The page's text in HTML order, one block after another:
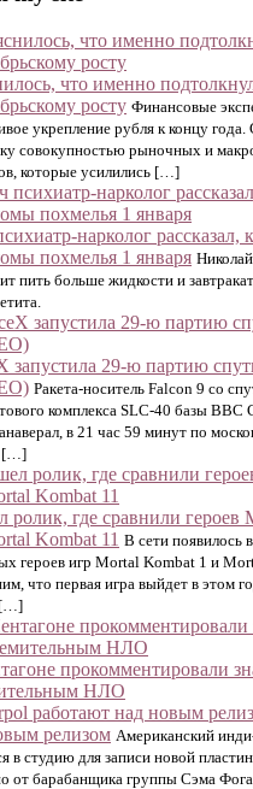
что именно
росту Финансовые
укрепление рубля к концу
совокупностью рыночных и
которые усилились […]
нарколог рассказал,
похмелья 1 января
пить больше жидкости и
запустила 29-ю партию
Ракета-носитель Falcon 9 со
комплекса SLC-40 базы
в 21 час 59 минут по
[…]
где сравнили героев
Kombat 11 В сети появилось
героев игр Mortal Kombat 1 и
что первая игра выйдет в этом
[…]
прокомментировали
НЛО
релизом Американский
в студию для записи новой
от барабанщика группы Сэма